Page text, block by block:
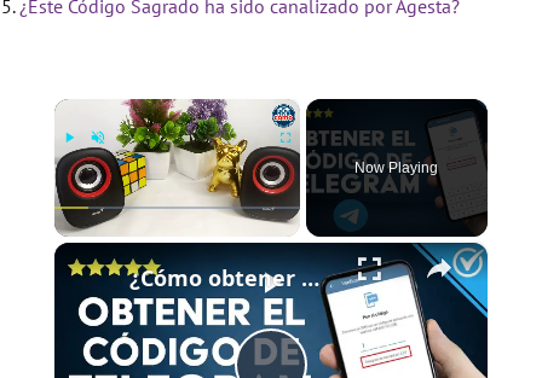
¿Este Código Sagrado ha sido canalizado por Agesta?
×
Now Playing
×
¿Cómo obtener mi código de verificación de TELEGRAM si no me llega?